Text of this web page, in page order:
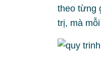
theo từng
trị, mà